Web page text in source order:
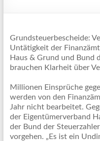
Grundsteuerbescheide:
Untätigkeit der
Haus & Grund und Bund
brauchen Klarheit über
Millionen Einsprüche
werden von den
Jahr nicht bearbeitet.
der Eigentümerverband
der Bund der
vorgehen. „Es ist ein